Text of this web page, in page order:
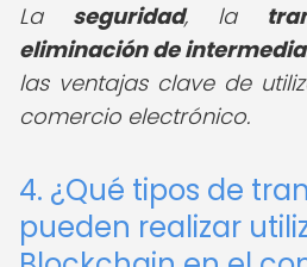
La seguridad, la
eliminación de
las ventajas clave de
comercio electrónico.
4. ¿Qué tipos de
pueden realizar